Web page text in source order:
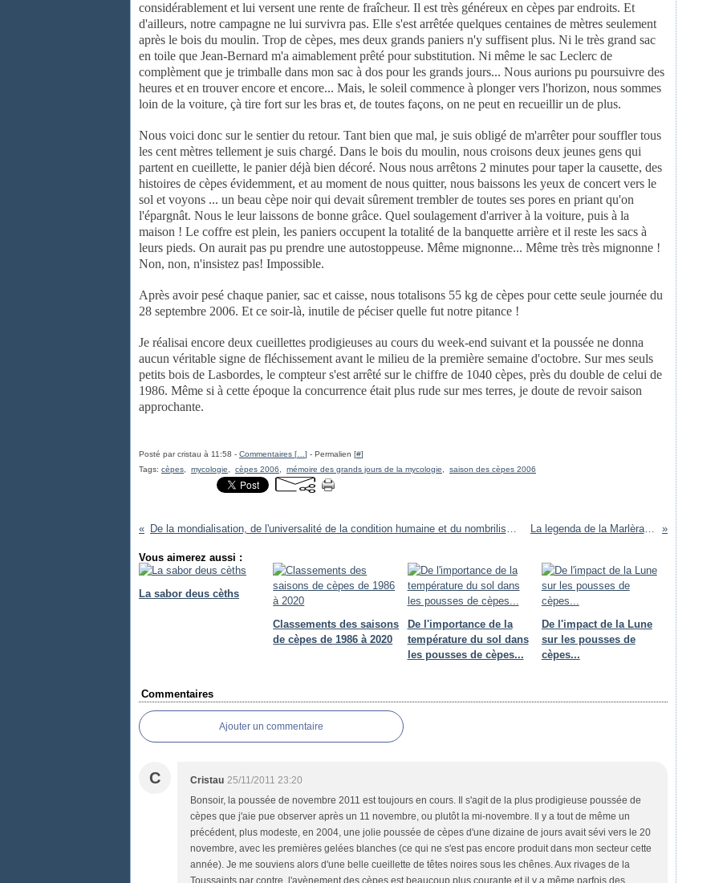
considérablement et lui versent une rente de fraîcheur. Il est très généreux en cèpes par endroits. Et
d'ailleurs, notre campagne ne lui survivra pas. Elle s'est arrêtée quelques centaines de mètres seulement
après le bois du moulin. Trop de cèpes, mes deux grands paniers n'y suffisent plus. Ni le très grand sac
en toile que Jean-Bernard m'a aimablement prêté pour substitution. Ni même le sac Leclerc de
complèment que je trimballe dans mon sac à dos pourles grands jours... Nous aurions pu poursuivre des
heures et en trouver encore et encore... Mais, le soleil commence à plonger vers l'horizon, nous sommes
loin de la voiture, çà tire fort sur les bras et, de toutes façons, on ne peut en recueillir un de plus.
Nous voici donc sur le sentier du retour. Tant bien que mal, je suis obligé de m'arrêter pour souffler tous
les cent mètres tellement je suis chargé. Dans le bois du moulin, nous croisons deux jeunes gens qui
partent en cueillette, le panier déjà bien décoré. Nous nous arrêtons 2 minutes pour taper la causette, des
histoires de cèpes évidemment, et au moment de nous quitter, nous baissons les yeux de concert vers le
sol et voyons ... un beau cèpe noir qui devait sûrement trembler de toutes ses pores en priant qu'on
l'épargnât. Nous le leur laissons de bonne grâce. Quel soulagement d'arriver à la voiture, puis à la
maison ! Le coffre est plein, les paniers occupent la totalité de la banquette arrière et il reste les sacs à
leurs pieds. On aurait pas pu prendre une autostoppeuse. Même mignonne... Même très très mignonne !
Non, non, n'insistez pas! Impossible.
Après avoir pesé chaque panier, sac et caisse, nous totalisons 55 kg de cèpes pour cette seule journée du
28 septembre 2006. Et ce soir-là, inutile de péciser quelle fut notre pitance !
Je réalisai encore deux cueillettes prodigieuses au cours du week-end suivant et la poussée ne donna
aucun véritable signe de fléchissement avant le milieu de la première semaine d'octobre. Surmes seuls
petits bois de Lasbordes, le compteur s'est arrêté sur le chiffre de 1040 cèpes, près du double de celui de
1986. Même si à cette époque la concurrence était plus rude sur mes terres, je doute de revoir saison
approchante.
Posté par cristau à 11:58 - Commentaires [ ] - Permalien [#]
Tags: cèpes mycologie cèpes 2006 mémoire des grands jours de la mycologie saison des cèpes 2006
De la mondialisation, de l'universalité de la condition humaine et du nombrilisme contemporain La legenda de la Marlèra de Prat
Vous aimerez aussi :
La sabor deus cèths
Classements des saisons
de cèpes de 1986 à 2020
De l'importance de la
température du sol dans
les pousses de cèpes...
De l'impact de la Lune
sur les pousses de
cèpes...
Commentaires
Ajouter un commentaire
C Cristau 25/11/2011 23:20
Bonsoir, la poussée de novembre 2011 est toujours en cours. Il s'agit de la plus prodigieuse poussée de
cèpes que j'aie pue observer après un 11 novembre, ou plutôt la mi-novembre. Il y a tout de même un
précédent, plus modeste, en 2004, une jolie poussée de cèpes d'une dizaine de jours avait sévi vers le 20
novembre, avec les premières gelées blanches (ce qui ne s'est pas encore produit dans mon secteur cette
année). Je me souviens alors d'une belle cueillette de têtes noires sous les chênes. Aux rivages de la
Toussaints par contre, l'avènement des cèpes est beaucoup plus courante et il y a même parfois des